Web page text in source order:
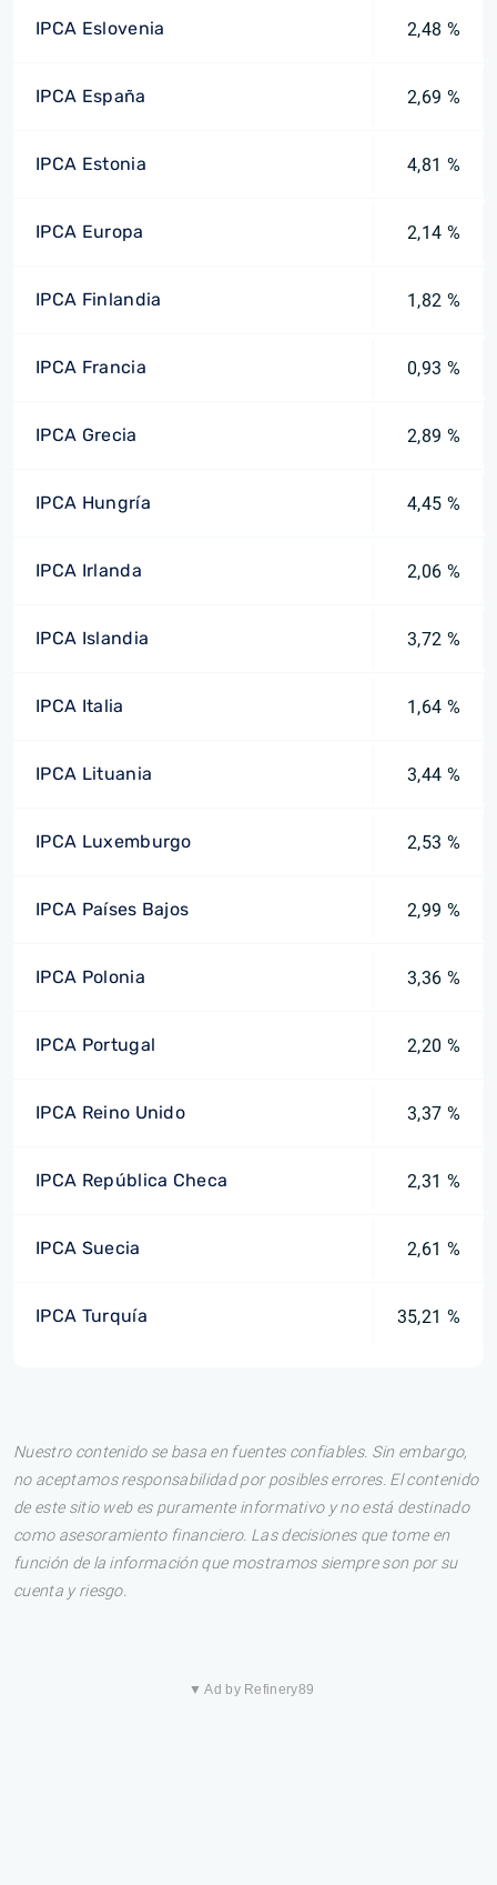
IPCA Eslovenia 2,48 %
IPCA España 2,69 %
IPCA Estonia 4,81 %
IPCA Europa 2,14 %
IPCA Finlandia 1,82 %
IPCA Francia 0,93 %
IPCA Grecia 2,89 %
IPCA Hungría 4,45 %
IPCA Irlanda 2,06 %
IPCA Islandia 3,72 %
IPCA Italia 1,64 %
IPCA Lituania 3,44 %
IPCA Luxemburgo 2,53 %
IPCA Países Bajos 2,99 %
IPCA Polonia 3,36 %
IPCA Portugal 2,20 %
IPCA Reino Unido 3,37 %
IPCA República Checa 2,31 %
IPCA Suecia 2,61 %
IPCA Turquía 35,21 %
Nuestro contenido se basa en fuentes confiables. Sin embargo,
no aceptamos responsabilidad por posibles errores. El contenido
de este sitio web es puramente informativo y no está destinado
como asesoramiento financiero. Las decisiones que tome en
función de la información que mostramos siempre son por su
cuenta y riesgo.
▼ Ad by Refinery89